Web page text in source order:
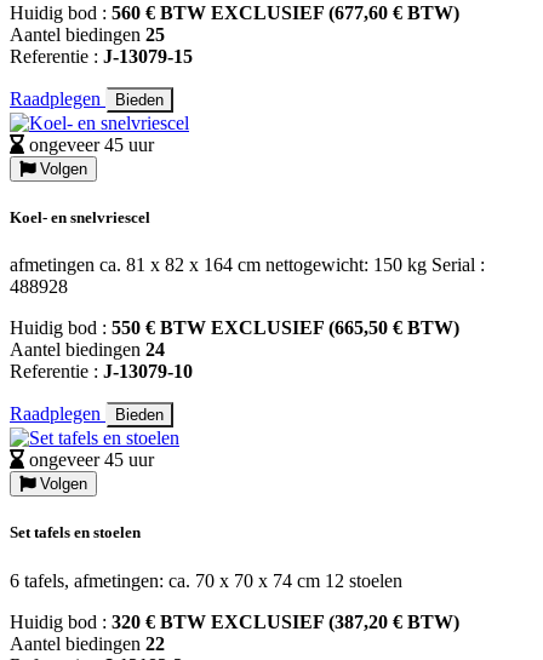
Huidig bod : 560 € BTW EXCLUSIEF (677,60 € BTW)
Aantel biedingen 25
Referentie : J-13079-15
Raadplegen Bieden
ongeveer 45 uur
Volgen
Koel- en snelvriescel
afmetingen ca. 81 x 82 x 164 cm nettogewicht: 150 kg Serial :
488928
Huidig bod : 550 € BTW EXCLUSIEF (665,50 € BTW)
Aantel biedingen 24
Referentie : J-13079-10
Raadplegen Bieden
ongeveer 45 uur
Volgen
Set tafels en stoelen
6 tafels, afmetingen: ca. 70 x 70 x 74 cm 12 stoelen
Huidig bod : 320 € BTW EXCLUSIEF (387,20 € BTW)
Aantel biedingen 22